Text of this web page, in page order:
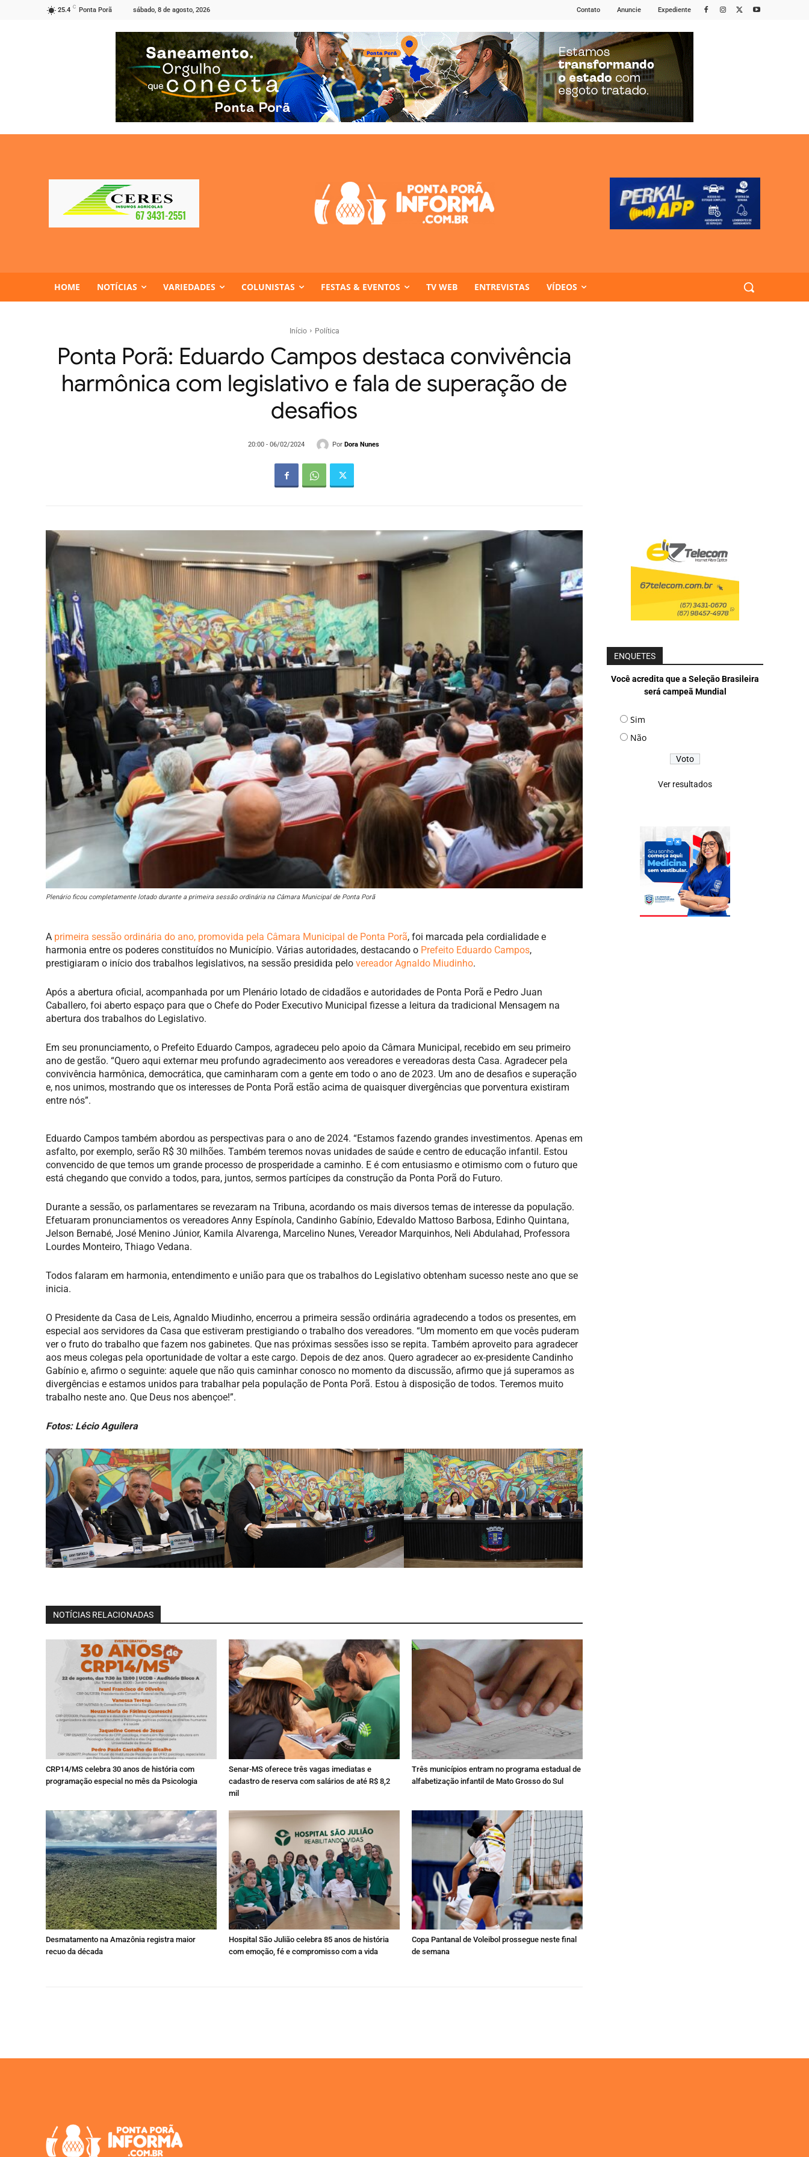
25.4 C Ponta Porã sábado, 8 de agosto, 2026 Contato Anuncie Expediente
HOME NOTÍCIAS VARIEDADES COLUNISTAS FESTAS & EVENTOS TV WEB ENTREVISTAS VÍDEOS
Início Política
Ponta Porã: Eduardo Campos destaca convivência
harmônica com legislativo e fala de superação de
desafios
20:00 - 06/02/2024 Por Dora Nunes
Plenário ficou completamente lotado durante a primeira sessão ordinária na Câmara Municipal de Ponta Porã
A primeira sessão ordinária do ano, promovida pela Câmara Municipal de Ponta Porã, foi marcada pela cordialidade e
harmonia entre os poderes constituídos no Município. Várias autoridades, destacando o Prefeito Eduardo Campos,
prestigiaram o início dos trabalhos legislativos, na sessão presidida pelo vereador Agnaldo Miudinho.
Após a abertura oficial, acompanhada por um Plenário lotado de cidadãos e autoridades de Ponta Porã e Pedro Juan
Caballero, foi aberto espaço para que o Chefe do Poder Executivo Municipal fizesse a leitura da tradicional Mensagem na
abertura dos trabalhos do Legislativo.
Em seu pronunciamento, o Prefeito Eduardo Campos, agradeceu pelo apoio da Câmara Municipal, recebido em seu primeiro
ano de gestão. “Quero aqui externar meu profundo agradecimento aos vereadores e vereadoras desta Casa. Agradecer pela
convivência harmônica, democrática, que caminharam com a gente em todo o ano de 2023. Um ano de desafios e superação
e, nos unimos, mostrando que os interesses de Ponta Porã estão acima de quaisquer divergências que porventura existiram
entre nós”.
Eduardo Campos também abordou as perspectivas para o ano de 2024. “Estamos fazendo grandes investimentos. Apenas em
asfalto, por exemplo, serão R$ 30 milhões. Também teremos novas unidades de saúde e centro de educação infantil. Estou
convencido de que temos um grande processo de prosperidade a caminho. E é com entusiasmo e otimismo com o futuro que
está chegando que convido a todos, para, juntos, sermos partícipes da construção da Ponta Porã do Futuro.
Durante a sessão, os parlamentares se revezaram na Tribuna, acordando os mais diversos temas de interesse da população.
Efetuaram pronunciamentos os vereadores Anny Espínola, Candinho Gabínio, Edevaldo Mattoso Barbosa, Edinho Quintana,
Jelson Bernabé, José Menino Júnior, Kamila Alvarenga, Marcelino Nunes, Vereador Marquinhos, Neli Abdulahad, Professora
Lourdes Monteiro, Thiago Vedana.
Todos falaram em harmonia, entendimento e união para que os trabalhos do Legislativo obtenham sucesso neste ano que se
inicia.
O Presidente da Casa de Leis, Agnaldo Miudinho, encerrou a primeira sessão ordinária agradecendo a todos os presentes, em
especial aos servidores da Casa que estiveram prestigiando o trabalho dos vereadores. “Um momento em que vocês puderam
ver o fruto do trabalho que fazem nos gabinetes. Que nas próximas sessões isso se repita. Também aproveito para agradecer
aos meus colegas pela oportunidade de voltar a este cargo. Depois de dez anos. Quero agradecer ao ex-presidente Candinho
Gabínio e, afirmo o seguinte: aquele que não quis caminhar conosco no momento da discussão, afirmo que já superamos as
divergências e estamos unidos para trabalhar pela população de Ponta Porã. Estou à disposição de todos. Teremos muito
trabalho neste ano. Que Deus nos abençoe!”.
Fotos: Lécio Aguilera
NOTÍCIAS RELACIONADAS
CRP14/MS celebra 30 anos de história com
programação especial no mês da Psicologia
Senar-MS oferece três vagas imediatas e
cadastro de reserva com salários de até R$ 8,2
mil
Três municípios entram no programa estadual de
alfabetização infantil de Mato Grosso do Sul
Desmatamento na Amazônia registra maior
recuo da década
Hospital São Julião celebra 85 anos de história
com emoção, fé e compromisso com a vida
Copa Pantanal de Voleibol prossegue neste final
de semana
ENQUETES
Você acredita que a Seleção Brasileira
será campeã Mundial
Sim
Não
Ver resultados